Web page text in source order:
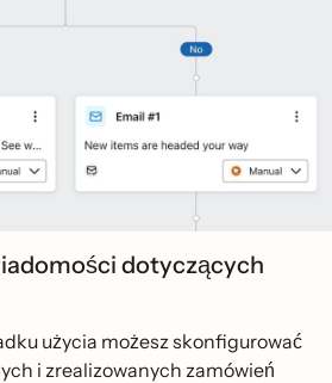
dotyczących
użycia możesz skonfigurować
i zrealizowanych zamówień